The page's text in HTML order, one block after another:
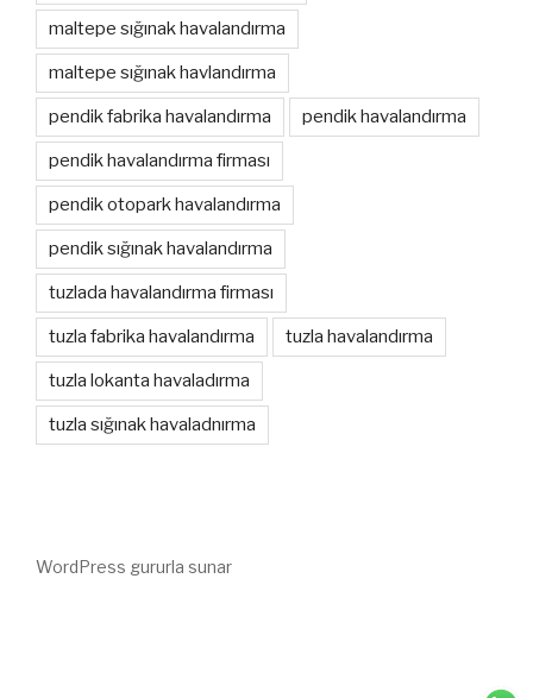
maltepe sığınak havalandırma
maltepe sığınak havlandırma
pendik fabrika havalandırma pendik havalandırma
pendik havalandırma firması
pendik otopark havalandırma
pendik sığınak havalandırma
tuzlada havalandırma firması
tuzla fabrika havalandırma tuzla havalandırma
tuzla lokanta havaladırma
tuzla sığınak havaladnırma
WordPress gururla sunar